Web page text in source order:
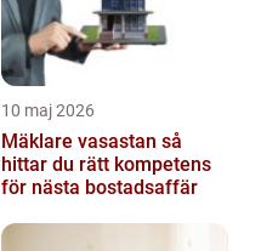
10 maj 2026
Mäklare vasastan så
hittar du rätt kompetens
för nästa bostadsaffär